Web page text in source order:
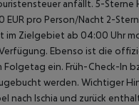
anfällt. 5-Sterne
pro Person/Nacht 2-
im Zielgebiet ab 04:00 Uhr
Ebenso ist die
Folgetag ein. Früh-Check-
werden. Wichtiger
nach Ischia und zurück